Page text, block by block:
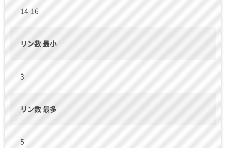
14-16
リン数 最小
3
リン数 最多
5